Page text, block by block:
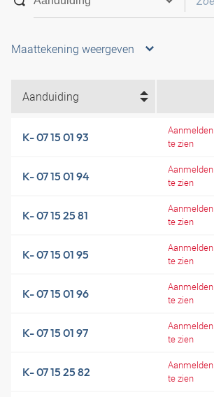
Maattekening weergeven
Aanduiding
K- 07 15 01 93
te zien
K- 07 15 01 94
te zien
K- 07 15 25 81
te zien
K- 07 15 01 95
te zien
K- 07 15 01 96
te zien
K- 07 15 01 97
te zien
K- 07 15 25 82
te zien